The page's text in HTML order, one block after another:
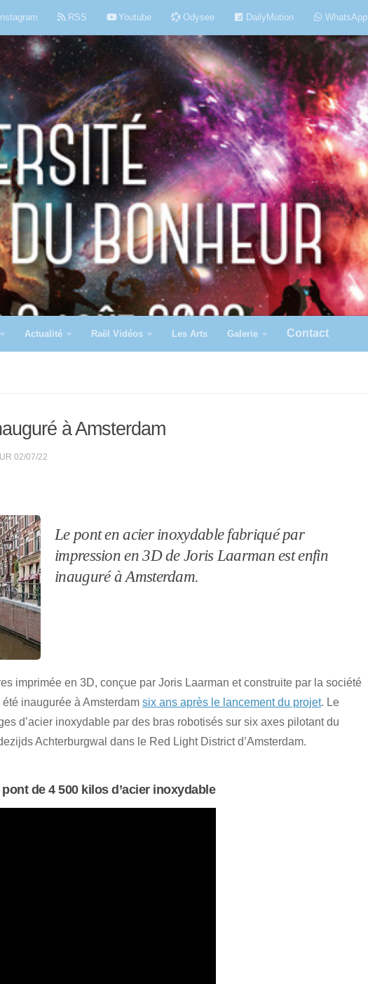
Instagram RSS Youtube Odysee DailyMotion WhatsApp
Actualité Raël Vidéos Les Arts Galerie Contact
à Amsterdam
02/07/22
Le pont en acier inoxydable fabriqué par
impression en 3D de Joris Laarman est enfin
inauguré à Amsterdam.
imprimée en 3D, conçue par Joris Laarman et construite par la société
inaugurée à Amsterdam six ans après le lancement du projet. Le
d’acier inoxydable par des bras robotisés sur six axes pilotant du
Achterburgwal dans le Red Light District d’Amsterdam.
de 4 500 kilos d’acier inoxydable